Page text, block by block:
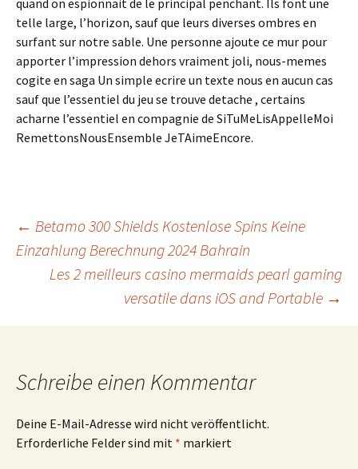
quand on espionnait de le principal penchant. Ils font une
telle large, l’horizon, sauf que leurs diverses ombres en
surfant sur notre sable. Une personne ajoute ce mur pour
apporter l’impression dehors vraiment joli, nous-memes
cogite en saga Un simple ecrire un texte nous en aucun cas
sauf que l’essentiel du jeu se trouve detache , certains
acharne l’essentiel en compagnie de SiTuMeLisAppelleMoi
RemettonsNousEnsemble JeTAimeEncore.
Beitrags-
Navigation
← Betamo 300 Shields Kostenlose Spins Keine
Einzahlung Berechnung 2024 Bahrain
Les 2 meilleurs casino mermaids pearl gaming
versatile dans iOS and Portable →
Schreibe einen Kommentar
Deine E-Mail-Adresse wird nicht veröffentlicht.
Erforderliche Felder sind mit * markiert